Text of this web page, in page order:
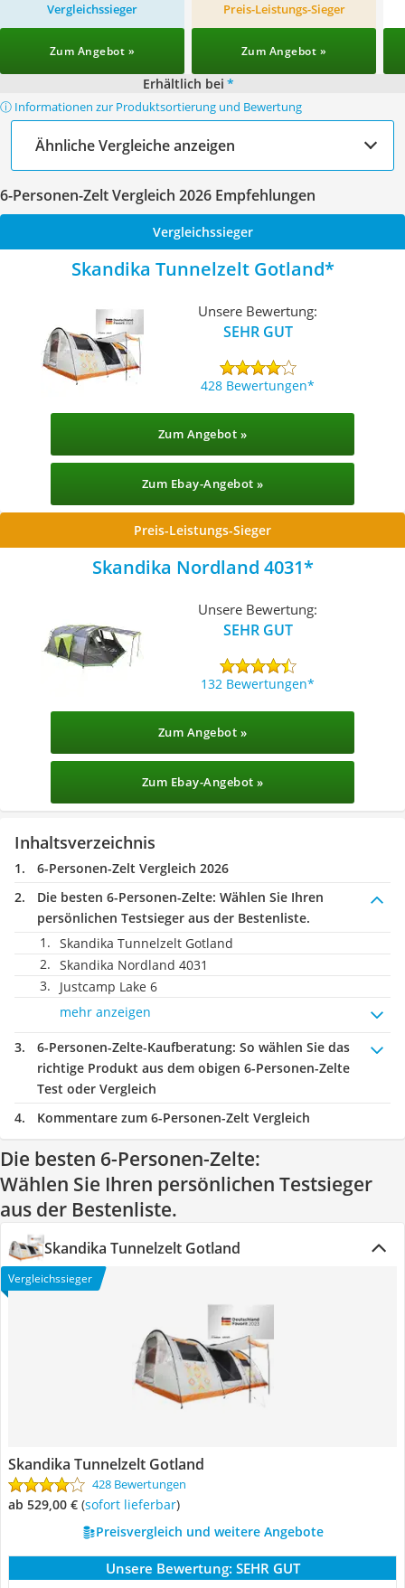
Vergleichssieger
Zum Angebot »
Preis-Leistungs-Sieger
Zum Angebot »
Erhältlich bei *
ⓘ Informationen zur Produktsortierung und Bewertung
Ähnliche Vergleiche anzeigen
6-Personen-Zelt Vergleich 2026 Empfehlungen
Vergleichssieger
Skandika Tunnelzelt Gotland
Unsere Bewertung:
SEHR GUT
428 Bewertungen
Zum Angebot »
Zum Ebay-Angebot »
Preis-Leistungs-Sieger
Skandika Nordland 4031
Unsere Bewertung:
SEHR GUT
132 Bewertungen
Zum Angebot »
Zum Ebay-Angebot »
Inhaltsverzeichnis
6-Personen-Zelt Vergleich 2026
Die besten 6-Personen-Zelte: Wählen Sie Ihren
persönlichen Testsieger aus der Bestenliste.
Skandika Tunnelzelt Gotland
Skandika Nordland 4031
Justcamp Lake 6
mehr anzeigen
6-Personen-Zelte-Kaufberatung: So wählen Sie das
richtige Produkt aus dem obigen 6-Personen-Zelte
Test oder Vergleich
Kommentare zum 6-Personen-Zelt Vergleich
Die besten 6-Personen-Zelte:
Wählen Sie Ihren persönlichen Testsieger
aus der Bestenliste.
Skandika Tunnelzelt Gotland
Vergleichssieger
Skandika Tunnelzelt Gotland
428 Bewertungen
ab 529,00 € ( Sofort lieferbar)
Preisvergleich und weitere Angebote
Unsere Bewertung: SEHR GUT